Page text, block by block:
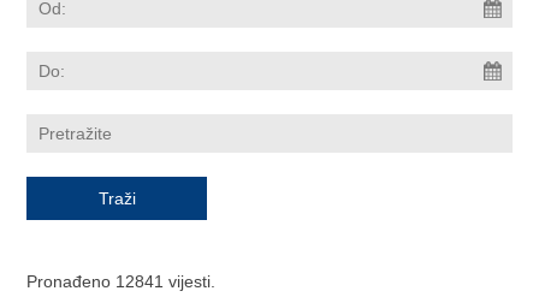
Pronađeno 12841 vijesti.